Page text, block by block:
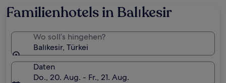
Familienhotels in Balıkesir
Wo soll’s hingehen?
Balıkesir, Türkei
Daten
Do., 20. Aug. - Fr., 21. Aug.